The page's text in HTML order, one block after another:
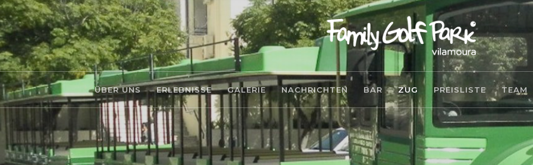
ÜBER UNS ERLEBNISSE GALERIE NACHRICHTEN BAR ZUG PREISLISTE TEAM